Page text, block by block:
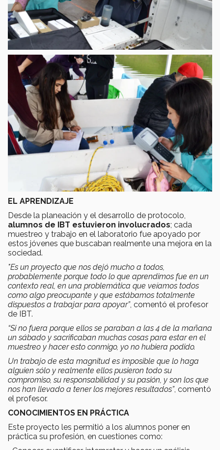
EL APRENDIZAJE
Desde la planeación y el desarrollo de protocolo,
alumnos de IBT estuvieron involucrados; cada
muestreo y trabajo en el laboratorio fue apoyado por
estos jóvenes que buscaban realmente una mejora en la
sociedad.
"Es un proyecto que nos dejó mucho a todos,
probablemente porque todo lo que aprendimos fue en un
contexto real, en una problemática que veíamos todos
como algo preocupante y que estábamos totalmente
dispuestos a trabajar para apoyar”, comentó el profesor
de IBT.
“Si no fuera porque ellos se paraban a las 4 de la mañana
un sábado y sacrificaban muchas cosas para estar en el
muestreo y hacer esto conmigo, yo no hubiera podido.
Un trabajo de esta magnitud es imposible que lo haga
alguien sólo y realmente ellos pusieron todo su
compromiso, su responsabilidad y su pasión, y son los que
nos han llevado a tener los mejores resultados”, comentó
el profesor.
CONOCIMIENTOS EN PRÁCTICA
Este proyecto les permitió a los alumnos poner en
práctica su profesión, en cuestiones como: